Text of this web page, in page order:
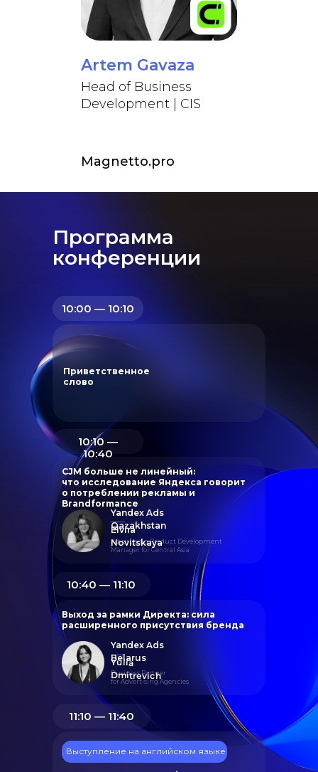
Artem Gavaza
Head of Business
Development | CIS
Magnetto.pro
10:00 ― 10:10
Приветственное
слово
11:10 ― 11:40
10:40 ― 11:10
Программа
конференции
10:10 ―
10:40
Advertising Product Development
Manager for Central Asia
Elvira
Novitskaya
Yandex Ads
Qazakhstan
CJM больше не линейный:
что исследование Яндекса говорит
о потреблении рекламы и
Brandformance
Business Partner
for Advertising Agencies
Yulia
Dmitrevich
Yandex Ads
Belarus
Выход за рамки Директа: сила
расширенного присутствия бренда
Выступление на английском языке